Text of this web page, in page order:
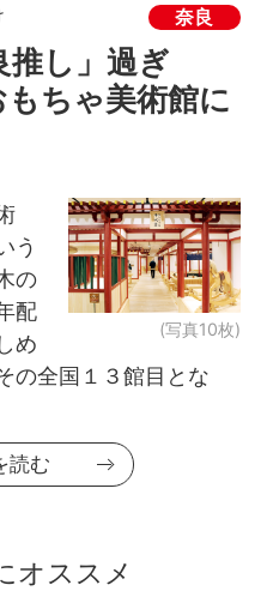
奈良
推し」過ぎ
ちゃ美術館に
(写真10枚)
う
の
配
め
の全国１３館目とな
読む
オススメ